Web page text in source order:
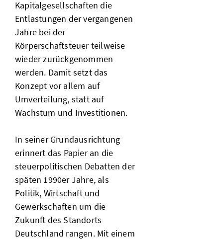
Kapitalgesellschaften die
Entlastungen der vergangenen
Jahre bei der
Körperschaftsteuer teilweise
wieder zurückgenommen
werden. Damit setzt das
Konzept vor allem auf
Umverteilung, statt auf
Wachstum und Investitionen.
In seiner Grundausrichtung
erinnert das Papier an die
steuerpolitischen Debatten der
späten 1990er Jahre, als
Politik, Wirtschaft und
Gewerkschaften um die
Zukunft des Standorts
Deutschland rangen. Mit einem